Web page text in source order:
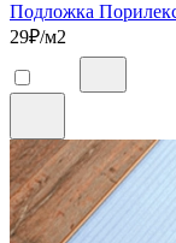
Подложка
29₽/м2